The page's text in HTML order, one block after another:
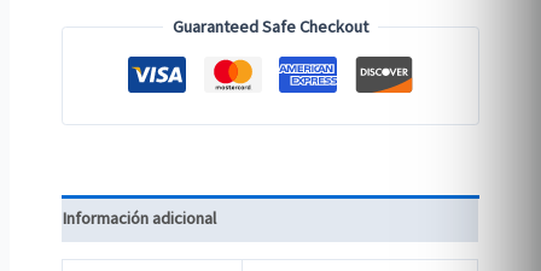
Guaranteed Safe Checkout
Información adicional